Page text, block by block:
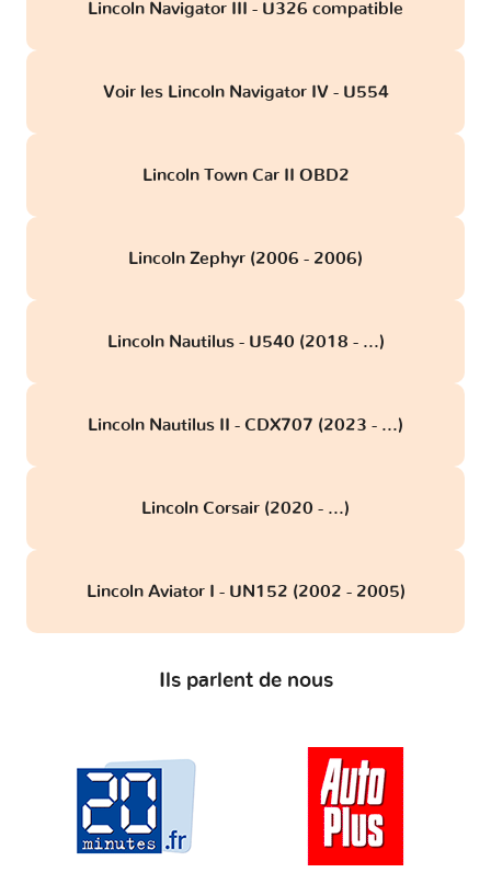
Lincoln Navigator III - U326 compatible
Voir les Lincoln Navigator IV - U554
Lincoln Town Car II OBD2
Lincoln Zephyr (2006 - 2006)
Lincoln Nautilus - U540 (2018 - ...)
Lincoln Nautilus II - CDX707 (2023 - ...)
Lincoln Corsair (2020 - ...)
Lincoln Aviator I - UN152 (2002 - 2005)
Ils parlent de nous